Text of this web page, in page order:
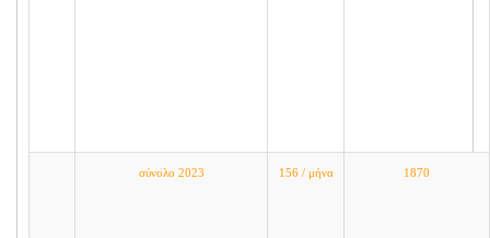
σύνολο 2023 156 / μήνα 1870